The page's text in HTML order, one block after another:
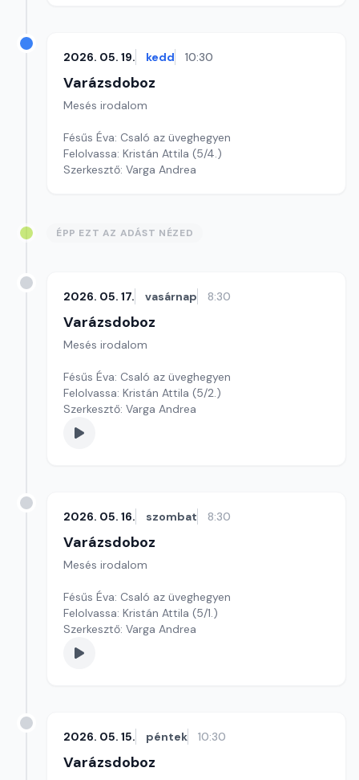
2026. 05. 19. kedd 10:30
Varázsdoboz
Mesés irodalom
Fésűs Éva: Csaló az üveghegyen
Felolvassa: Kristán Attila (5/4.)
Szerkesztő: Varga Andrea
ÉPP EZT AZ ADÁST NÉZED
2026. 05. 17. vasárnap 8:30
Varázsdoboz
Mesés irodalom
Fésűs Éva: Csaló az üveghegyen
Felolvassa: Kristán Attila (5/2.)
Szerkesztő: Varga Andrea
2026. 05. 16. szombat 8:30
Varázsdoboz
Mesés irodalom
Fésűs Éva: Csaló az üveghegyen
Felolvassa: Kristán Attila (5/1.)
Szerkesztő: Varga Andrea
2026. 05. 15. péntek 10:30
Varázsdoboz